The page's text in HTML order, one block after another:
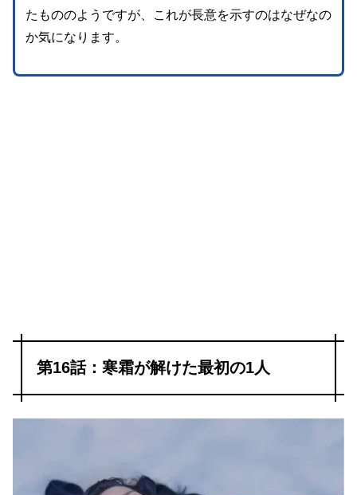
たもののようですが、これが長意を示すのはなぜなの
か気になります。
第16話：寒霜が解けた最初の1人